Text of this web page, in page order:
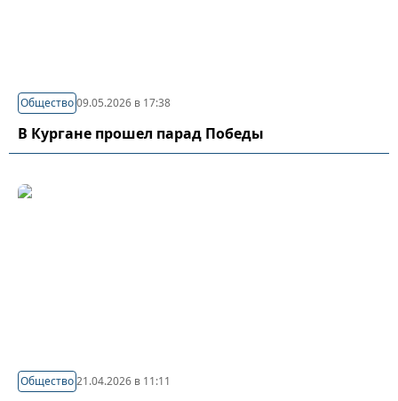
Общество09.05.2026 в 17:38
В Кургане прошел парад Победы
Общество21.04.2026 в 11:11